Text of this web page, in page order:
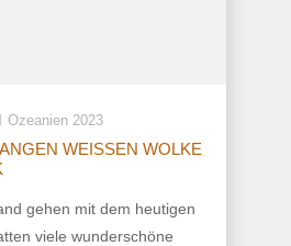
Ozeanien 2023
WEISSEN WOLKE –
gehen mit dem heutigen
viele wunderschöne